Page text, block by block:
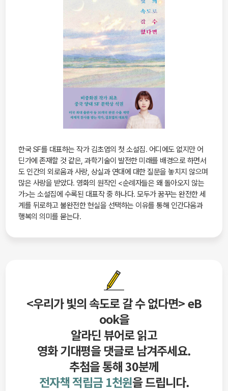
한국 SF를 대표하는 작가 김초엽의 첫 소설집. 어디에도 없지만 어
딘가에 존재할 것 같은, 과학기술이 발전한 미래를 배경으로 하면서
도 인간의 외로움과 사랑, 상실과 연대에 대한 질문을 놓치지 않으며
많은 사랑을 받았다. 영화의 원작인 <순례자들은 왜 돌아오지 않는
가>는 소설집에 수록된 대표작 중 하나다. 모두가 꿈꾸는 완전한 세
계를 뒤로하고 불완전한 현실을 선택하는 이유를 통해 인간다움과
행복의 의미를 묻는다.
<우리가 빛의 속도로 갈 수 없다면> eB
ook을
알라딘 뷰어로 읽고
영화 기대평을 댓글로 남겨주세요.
추첨을 통해 30분께
전자책 적립금 1천원을 드립니다.